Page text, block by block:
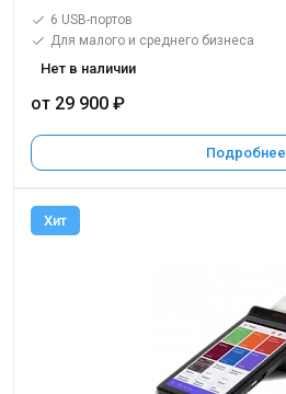
6 USB-портов
Для малого и среднего бизнеса
Нет в наличии
от 29 900 ₽
Подробнее
Хит